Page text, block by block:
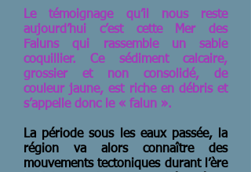
Le témoignage qu’il nous reste
aujourd’hui c’est cette Mer des
Faluns qui rassemble un sable
coquillier. Ce sédiment calcaire,
grossier et non consolidé, de
couleur jaune, est riche en débris et
s’appelle donc le « falun ».
La période sous les eaux passée, la
région va alors connaître des
mouvements tectoniques durant l’ère